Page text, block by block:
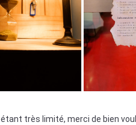
très limité, merci de bien